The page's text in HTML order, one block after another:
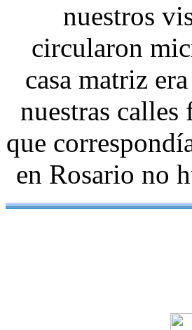
nuestros
circularon
casa matriz
nuestras
que
en Rosario no